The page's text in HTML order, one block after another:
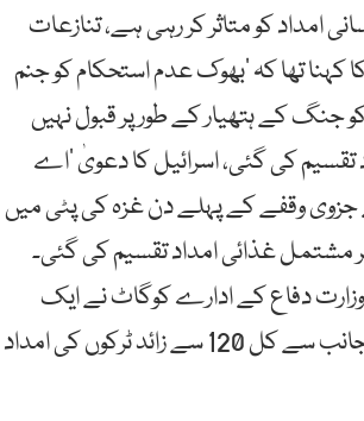
امداد کو متاثر کر رہی ہے، تنازعات
کہنا تھا کہ ’بھوک عدم استحکام کو جنم
جنگ کے ہتھیار کے طور پر قبول نہیں
امداد تقسیم کی گئی، اسرائیل کا دعویٰ ’اے
وقفے کے پہلے دن غزہ کی پٹی میں
کی جانب سے 120 سے زائد ٹرکوں پر مشتمل غذائی امداد تقسیم کی گئی۔
وزارت دفاع کے ادارے کوگاٹ نے ایک
پوسٹ میں کہا ہے کہ اقوامِ متحدہ اور بین الاقوامی تنظیموں کی جانب سے کل 120 سے زائد ٹرکوں کی امداد